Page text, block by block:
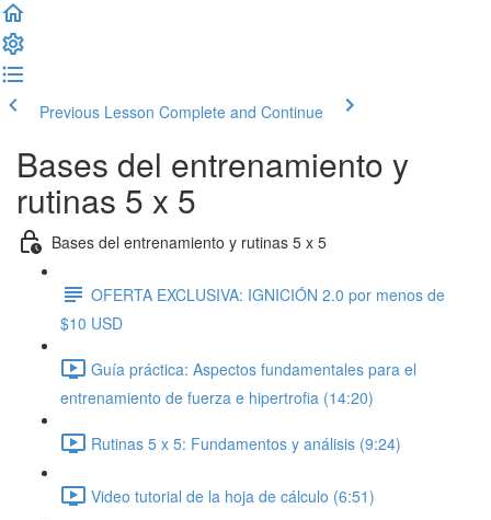
Previous Lesson Complete and Continue
Bases del entrenamiento y
rutinas 5 x 5
Bases del entrenamiento y rutinas 5 x 5
OFERTA EXCLUSIVA: IGNICIÓN 2.0 por menos de
$10 USD
Guía práctica: Aspectos fundamentales para el
entrenamiento de fuerza e hipertrofia (14:20)
Rutinas 5 x 5: Fundamentos y análisis (9:24)
Video tutorial de la hoja de cálculo (6:51)